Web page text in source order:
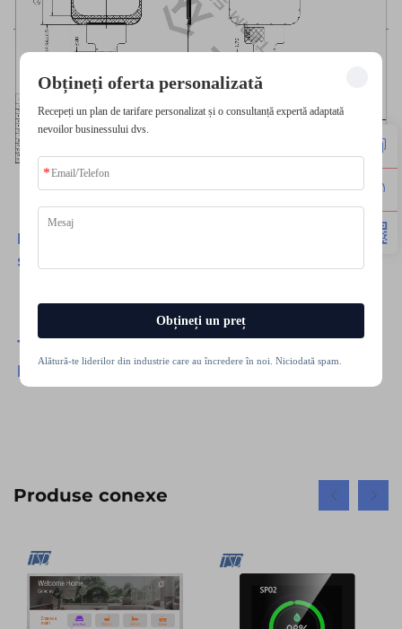
Dacă aveți vreo cerere personalizată, nu ezitați
să ne contactați.
TSD
bune servicii.
Produse conexe
Obțineți oferta personalizată
Recepeți un plan de tarifare personalizat și o consultanță expertă adaptată
nevoilor businessului dvs.
Obțineți un preț
Alătură-te liderilor din industrie care au încredere în noi. Niciodată spam.